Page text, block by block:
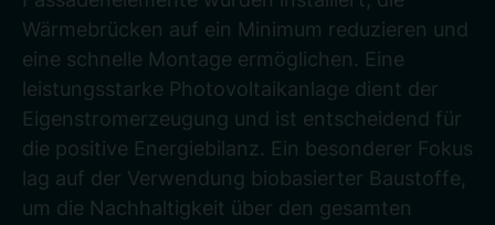
Wärmebrücken auf ein Minimum reduzieren und
eine schnelle Montage ermöglichen. Eine
leistungsstarke Photovoltaikanlage dient der
Eigenstromerzeugung und ist entscheidend für
die positive Energiebilanz. Ein besonderer Fokus
lag auf der Verwendung biobasierter Baustoffe,
um die Nachhaltigkeit über den gesamten